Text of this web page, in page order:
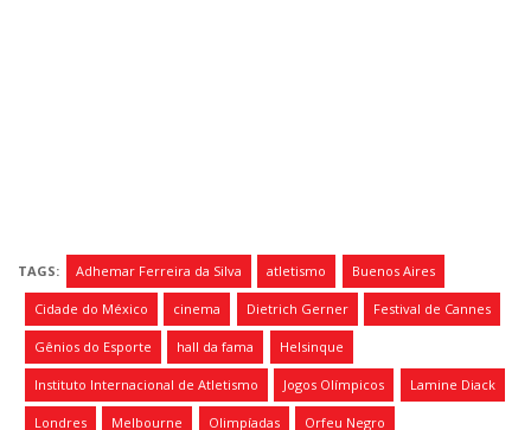
TAGS: Adhemar Ferreira da Silva atletismo Buenos Aires
Cidade do México cinema Dietrich Gerner Festival de Cannes
Gênios do Esporte hall da fama Helsinque
Instituto Internacional de Atletismo Jogos Olímpicos Lamine Diack
Londres Melbourne Olimpíadas Orfeu Negro